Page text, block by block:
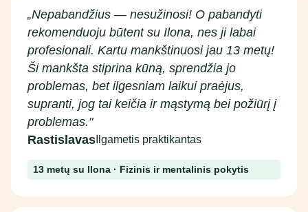
„Nepabandžius — nesužinosi! O pabandyti
rekomenduoju būtent su Ilona, nes ji labai
profesionali. Kartu mankštinuosi jau 13 metų!
Ši mankšta stiprina kūną, sprendžia jo
problemas, bet ilgesniam laikui praėjus,
supranti, jog tai keičia ir mąstymą bei požiūrį į
problemas."
Rastislavas Ilgametis praktikantas
13 metų su Ilona · Fizinis ir mentalinis pokytis